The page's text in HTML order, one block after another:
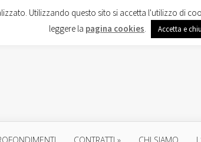
Utilizzando questo sito si accetta l'utilizzo di
leggere la pagina cookies. Accetta e